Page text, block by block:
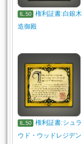
IL.50
権利証書:白銀木
造御殿
IL.50
権利証書:シュラ
ウド・ウッドレジデン